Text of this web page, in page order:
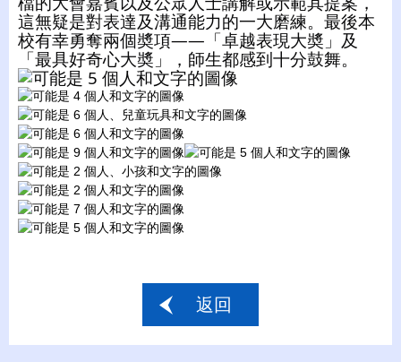
這無疑是對表達及溝通能力的一大磨練。最後本
校有幸勇奪兩個奬項——「卓越表現大奬」及
「最具好奇心大奬」，師生都感到十分鼓舞。
返回